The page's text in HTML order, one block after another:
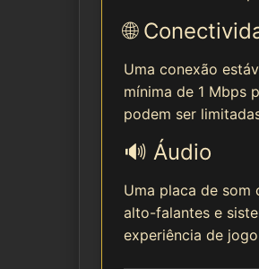
🌐
Uma conexão
mínima de 1 Mbps
podem ser
🔊 Áudio
Uma placa de som
alto-falantes e
experiência de